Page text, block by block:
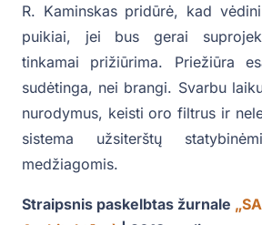
R. Kaminskas pridūrė, kad
puikiai, jei bus gerai
tinkamai prižiūrima. Priežiūra
sudėtinga, nei brangi. Svarbu
nurodymus, keisti oro filtrus ir
sistema užsiterštų
medžiagomis.
Straipsnis paskelbtas žurnale